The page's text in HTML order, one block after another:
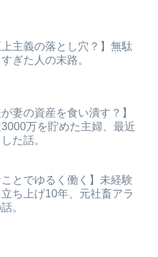
上主義の落とし穴？】無駄
ぎた人の末路。
が妻の資産を食い潰す？】
万を貯めた主婦、最近
た話。
ことでゆるく働く】未経験
ち上げ10年、元社畜アラ
。